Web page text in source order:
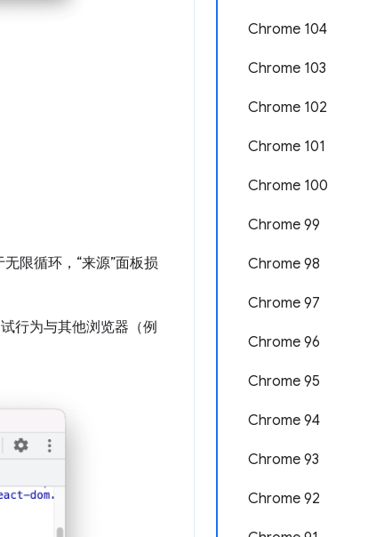
Chrome 104
Chrome 103
Chrome 102
Chrome 101
Chrome 100
Chrome 99
Chrome 98
Chrome 97
Chrome 96
Chrome 95
Chrome 94
Chrome 93
Chrome 92
限循环，“来源”面板损
行为与其他浏览器（例